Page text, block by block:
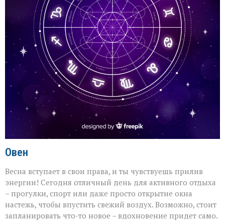
Овен
Весна вступает в свои права, и ты чувствуешь прилив
энергии! Сегодня отличный день для активного отдыха
– прогулки, спорт или даже просто открытие окна
настежь, чтобы впустить свежий воздух. Возможно, стоит
запланировать что-то новое – вдохновение придет само.